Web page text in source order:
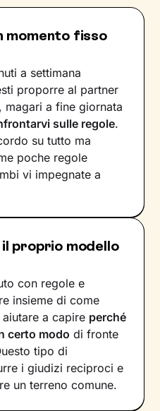
momento fisso
a settimana
proporre al partner
magari a fine giornata
sulle regole.
su tutto ma
poche regole
vi impegnate a
proprio modello
con regole e
insieme di come
a capire perché
certo modo di fronte
tipo di
i giudizi reciproci e
un terreno comune.